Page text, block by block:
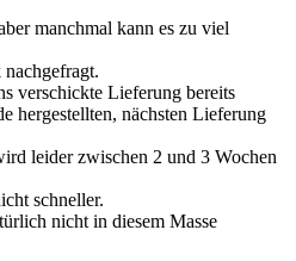
manchmal kann es zu viel
verschickte Lieferung bereits
hergestellten, nächsten Lieferung
leider zwischen 2 und 3 Wochen
schneller.
nicht in diesem Masse